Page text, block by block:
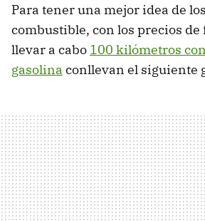
Para tener una mejor idea de
combustible, con los precios de
llevar a cabo 100 kilómetros
gasolina conllevan el siguiente